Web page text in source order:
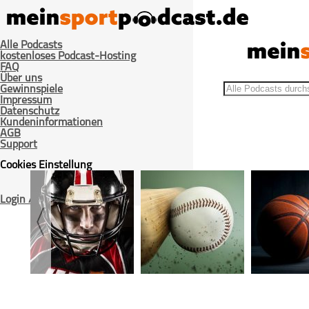
Alle Podcasts
kostenloses Podcast-Hosting
FAQ
Über uns
Gewinnspiele
Impressum
Datenschutz
Kundeninformationen
AGB
Support
Cookies Einstellung
Login / Registrieren
Home